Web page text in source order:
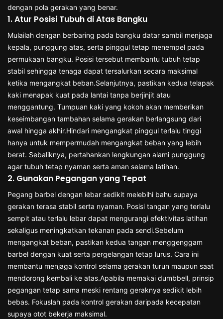
dengan pola gerakan yang benar.
1. Atur Posisi Tubuh di Atas Bangku
Mulailah dengan berbaring pada bangku datar sambil menjaga
kepala, punggung atas, serta pinggul tetap menempel pada
permukaan bangku. Posisi tersebut membantu tubuh tetap
stabil sehingga tenaga dapat tersalurkan secara maksimal
ketika mengangkat beban.Selanjutnya, pastikan kedua telapak
kaki menapak kuat pada lantai tanpa berjinjit atau
menggantung. Tumpuan kaki yang kokoh akan memberikan
keseimbangan tambahan selama gerakan berlangsung dari
awal hingga akhir.Hindari mengangkat pinggul terlalu tinggi
hanya untuk mempermudah mengangkat beban yang lebih
berat. Sebaliknya, pertahankan lengkungan alami punggung
agar tubuh tetap nyaman serta aman selama latihan.
2. Gunakan Pegangan yang Tepat
Pegang barbel dengan lebar sedikit melebihi bahu supaya
gerakan terasa stabil serta nyaman. Posisi tangan yang terlalu
sempit atau terlalu lebar dapat mengurangi efektivitas latihan
sekaligus meningkatkan tekanan pada sendi.Sebelum
mengangkat beban, pastikan kedua tangan menggenggam
barbel dengan kuat serta pergelangan tetap lurus. Cara ini
membantu menjaga kontrol selama gerakan turun maupun saat
mendorong kembali ke atas.Apabila memakai dumbbell, prinsip
pegangan tetap sama meski rentang geraknya sedikit lebih
bebas. Fokuslah pada kontrol gerakan daripada kecepatan
supaya otot bekerja maksimal.